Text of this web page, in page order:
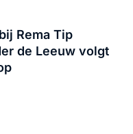
Rema Tip
de Leeuw volgt